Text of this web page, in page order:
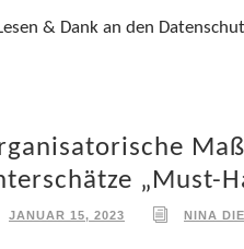
& Dank an den
„Must-
JANUAR 15, 2023 NINA